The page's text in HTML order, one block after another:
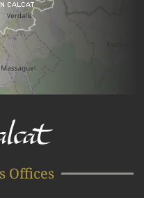
Offices